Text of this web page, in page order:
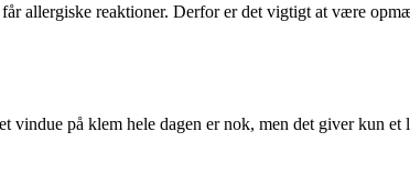
allergiske reaktioner. Derfor er det vigtigt at være
vindue på klem hele dagen er nok, men det giver kun